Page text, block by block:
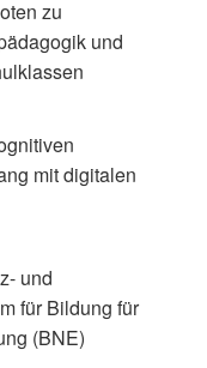
zu
und
mit digitalen
und
für Bildung für
(BNE)